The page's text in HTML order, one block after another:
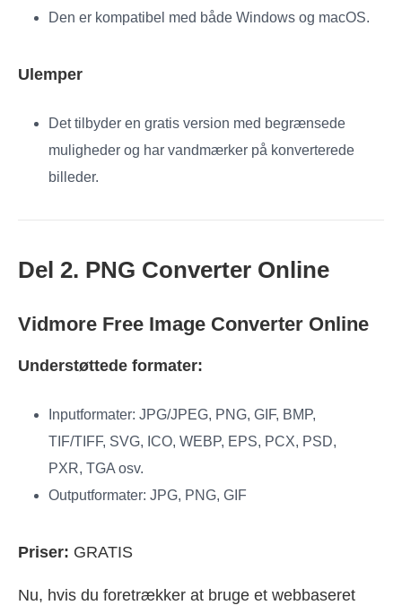
Den er kompatibel med både Windows og macOS.
Ulemper
Det tilbyder en gratis version med begrænsede
muligheder og har vandmærker på konverterede
billeder.
Del 2. PNG Converter Online
Vidmore Free Image Converter Online
Understøttede formater:
Inputformater: JPG/JPEG, PNG, GIF, BMP,
TIF/TIFF, SVG, ICO, WEBP, EPS, PCX, PSD,
PXR, TGA osv.
Outputformater: JPG, PNG, GIF
Priser: GRATIS
Nu, hvis du foretrækker at bruge et webbaseret